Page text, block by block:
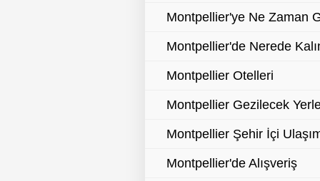
Montpellier'ye Ne Zaman
Montpellier'de Nerede
Montpellier Otelleri
Montpellier Gezilecek
Montpellier Şehir İçi
Montpellier'de Alışveriş